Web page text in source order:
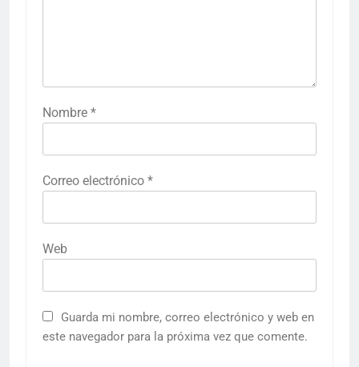
Nombre *
Correo electrónico *
Web
Guarda mi nombre, correo electrónico y web en
este navegador para la próxima vez que comente.